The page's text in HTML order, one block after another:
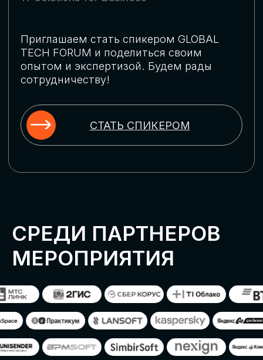
ОСТАВИТЬ
ЗАЯВКУ
Оставьте заявку, наши менеджеры